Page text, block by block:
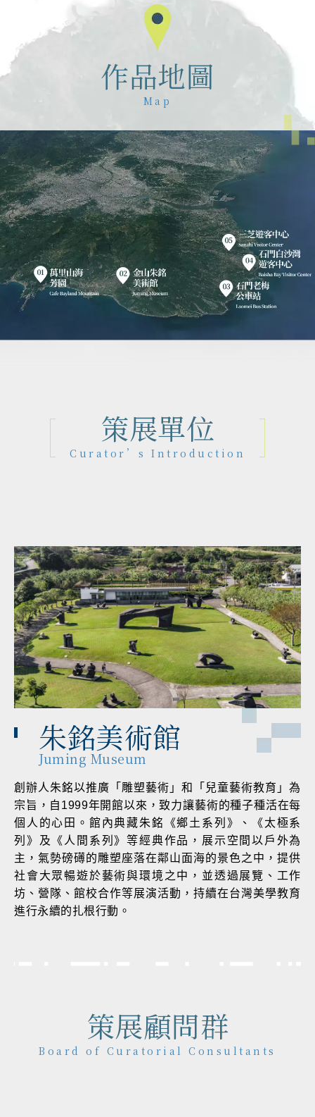
作品地圖
Map
策展單位
Curator’s Introduction
朱銘美術館
Juming Museum
創辦人朱銘以推廣「雕塑藝術」和「兒童藝術教育」為
宗旨，自1999年開館以來，致力讓藝術的種子種活在每
個人的心田。館內典藏朱銘《鄉土系列》、《太極系
列》及《人間系列》等經典作品，展示空間以戶外為
主，氣勢磅礡的雕塑座落在鄰山面海的景色之中，提供
社會大眾暢遊於藝術與環境之中，並透過展覽、工作
坊、營隊、館校合作等展演活動，持續在台灣美學教育
進行永續的扎根行動。
策展顧問群
Board of Curatorial Consultants